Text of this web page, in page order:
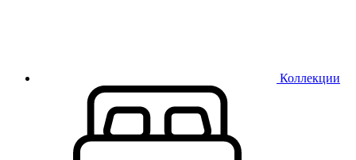
Коллекции